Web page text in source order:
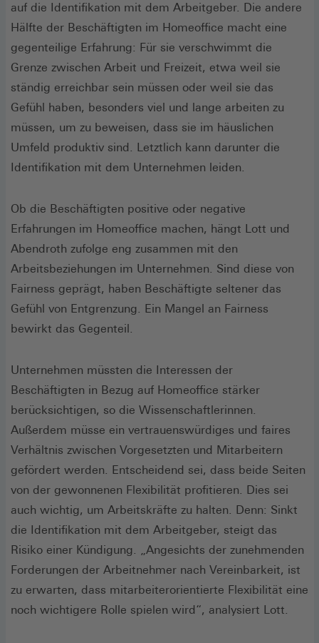
auf die Identifikation mit dem Arbeitgeber. Die andere
Hälfte der Beschäftigten im Homeoffice macht eine
gegenteilige Erfahrung: Für sie verschwimmt die
Grenze zwischen Arbeit und Freizeit, etwa weil sie
ständig erreichbar sein müssen oder weil sie das
Gefühl haben, besonders viel und lange arbeiten zu
müssen, um zu beweisen, dass sie im häuslichen
Umfeld produktiv sind. Letztlich kann darunter die
Identifikation mit dem Unternehmen leiden.
Ob die Beschäftigten positive oder negative
Erfahrungen im Homeoffice machen, hängt Lott und
Abendroth zufolge eng zusammen mit den
Arbeitsbeziehungen im Unternehmen. Sind diese von
Fairness geprägt, haben Beschäftigte seltener das
Gefühl von Entgrenzung. Ein Mangel an Fairness
bewirkt das Gegenteil.
Unternehmen müssten die Interessen der
Beschäftigten in Bezug auf Homeoffice stärker
berücksichtigen, so die Wissenschaftlerinnen.
Außerdem müsse ein vertrauenswürdiges und faires
Verhältnis zwischen Vorgesetzten und Mitarbeitern
gefördert werden. Entscheidend sei, dass beide Seiten
von der gewonnenen Flexibilität profitieren. Dies sei
auch wichtig, um Arbeitskräfte zu halten. Denn: Sinkt
die Identifikation mit dem Arbeitgeber, steigt das
Risiko einer Kündigung. „Angesichts der zunehmenden
Forderungen der Arbeitnehmer nach Vereinbarkeit, ist
zu erwarten, dass mitarbeiterorientierte Flexibilität eine
noch wichtigere Rolle spielen wird“, analysiert Lott.